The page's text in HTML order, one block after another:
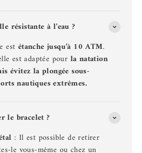
résistante à l’eau ?
est étanche jusqu’à 10 ATM.
est adaptée pour la natation
évitez la plongée sous-
nautiques extrêmes.
le bracelet ?
: Il est possible de retirer
le vous-même ou chez un